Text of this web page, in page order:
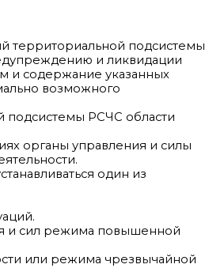
территориальной подсистемы
и ликвидации
и содержание указанных
возможного
подсистемы РСЧС области
органы управления и силы
один из
и сил режима повышенной
или режима чрезвычайной